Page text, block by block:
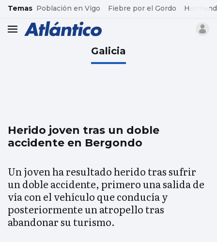
common.go-to-content
Temas Población en Vigo Fiebre por el Gordo
header.menu.open
Galicia
Herido joven tras un doble
accidente en Bergondo
Un joven ha resultado herido tras sufrir
un doble accidente, primero una salida de
vía con el vehículo que conducía y
posteriormente un atropello tras
abandonar su turismo.